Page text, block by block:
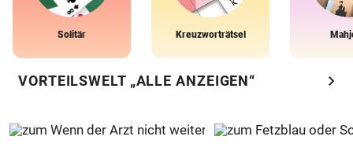
Solitär Kreuzworträtsel
VORTEILSWELT „ALLE ANZEIGEN“ chevron_right